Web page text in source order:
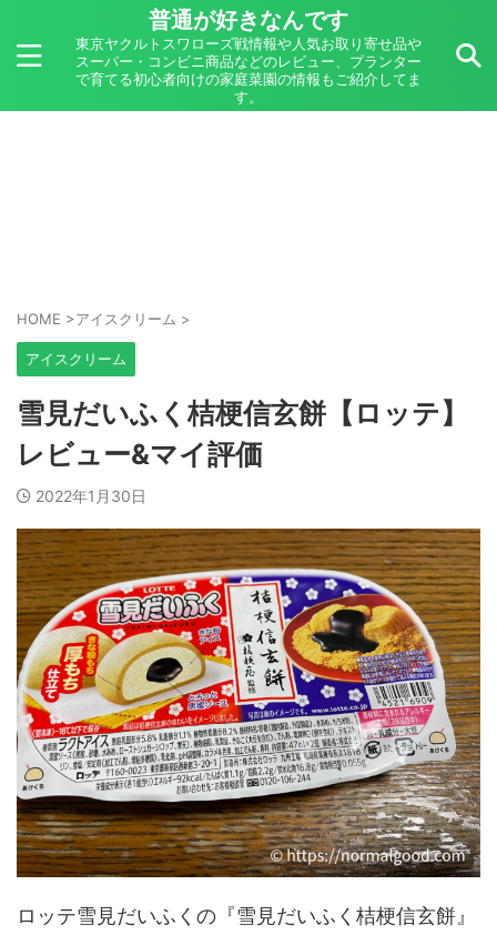
普通が好きなんです
東京ヤクルトスワローズ戦情報や人気お取り寄せ品や
スーパー・コンビニ商品などのレビュー、プランター
で育てる初心者向けの家庭菜園の情報もご紹介してま
す。
HOME >アイスクリーム >
アイスクリーム
雪見だいふく桔梗信玄餅【ロッテ】
レビュー&マイ評価
2022年1月30日
ロッテ雪見だいふくの『雪見だいふく桔梗信玄餅』